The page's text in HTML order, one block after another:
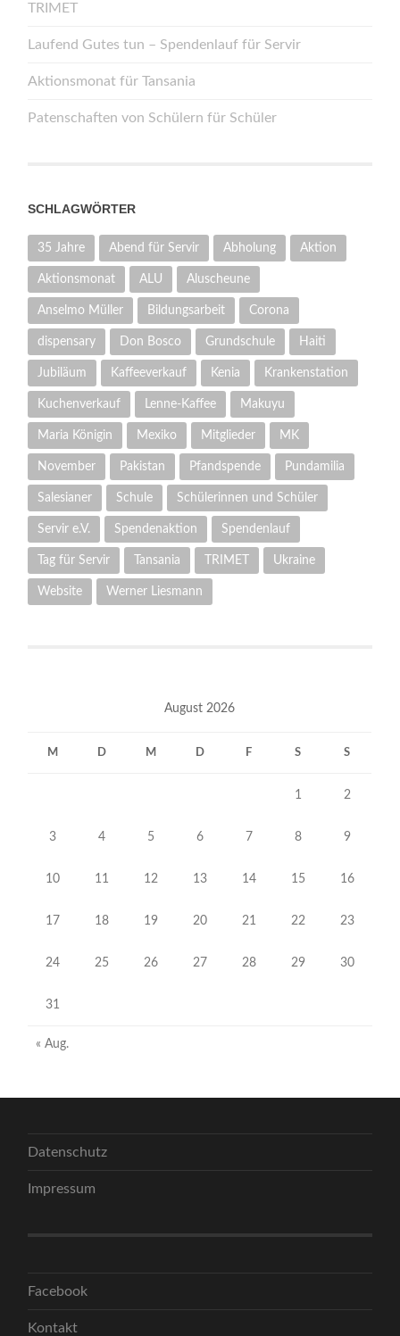
TRIMET
Laufend Gutes tun – Spendenlauf für Servir
Aktionsmonat für Tansania
Patenschaften von Schülern für Schüler
SCHLAGWÖRTER
35 Jahre Abend für Servir Abholung Aktion
Aktionsmonat ALU Aluscheune
Anselmo Müller Bildungsarbeit Corona
dispensary Don Bosco Grundschule Haiti
Jubiläum Kaffeeverkauf Kenia Krankenstation
Kuchenverkauf Lenne-Kaffee Makuyu
Maria Königin Mexiko Mitglieder MK
November Pakistan Pfandspende Pundamilia
Salesianer Schule Schülerinnen und Schüler
Servir e.V. Spendenaktion Spendenlauf
Tag für Servir Tansania TRIMET Ukraine
Website Werner Liesmann
August 2026
M D M D F S S
1 2
3 4 5 6 7 8 9
10 11 12 13 14 15 16
17 18 19 20 21 22 23
24 25 26 27 28 29 30
31
« Aug.
Datenschutz
Impressum
Facebook
Kontakt